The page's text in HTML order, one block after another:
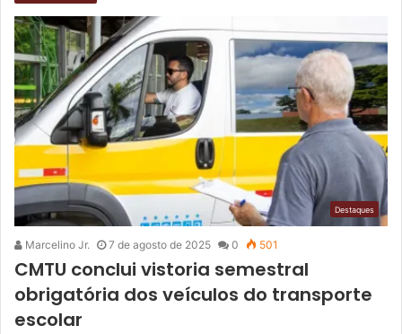
Destaques
Marcelino Jr. 7 de agosto de 2025 0 501
CMTU conclui vistoria semestral
obrigatória dos veículos do transporte
escolar